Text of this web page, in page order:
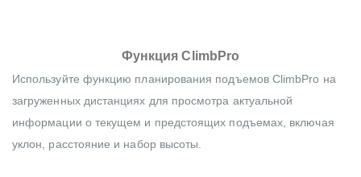
Функция ClimbPro
Используйте функцию планирования подъемов ClimbPro на
загруженных дистанциях для просмотра актуальной
информации о текущем и предстоящих подъемах, включая
уклон, расстояние и набор высоты.